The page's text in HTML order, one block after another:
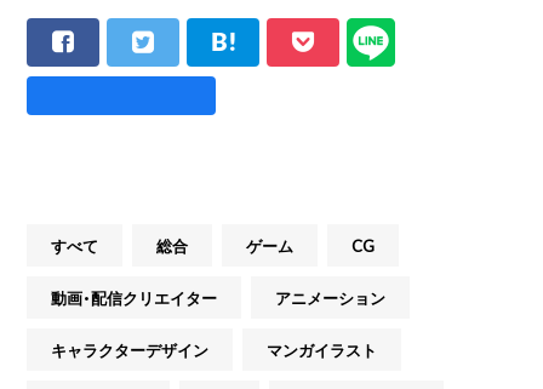
すべて 総合 ゲーム CG
動画・配信クリエイター アニメーション
キャラクターデザイン マンガイラスト